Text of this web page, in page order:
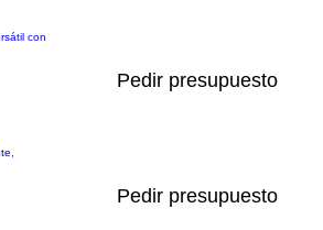
con
Pedir presupuesto
Pedir presupuesto